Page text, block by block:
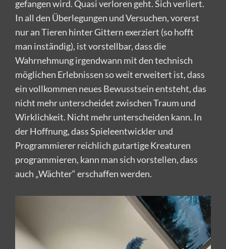
gefangen wird. Quasi verloren geht. Sich verliert.
In all den Überlegungen und Versuchen, vorerst
nur an Tieren hinter Gittern exerziert (so hofft
man inständig), ist vorstellbar, dass die
Wahrnehmung irgendwann mit den technisch
möglichen Erlebnissen so weit erweitert ist, dass
ein vollkommen neues Bewusstsein entsteht, das
nicht mehr unterscheidet zwischen Traum und
Wirklichkeit. Nicht mehr unterscheiden kann. In
der Hoffnung, dass Spieleentwickler und
Programmierer reichlich gutartige Kreaturen
programmieren, kann man sich vorstellen, dass
auch „Wächter“ erschaffen werden.